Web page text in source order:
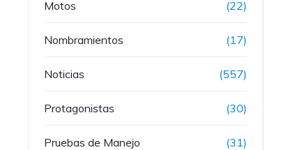
Motos (22)
Nombramientos (17)
Noticias (557)
Protagonistas (30)
Pruebas de Manejo (31)